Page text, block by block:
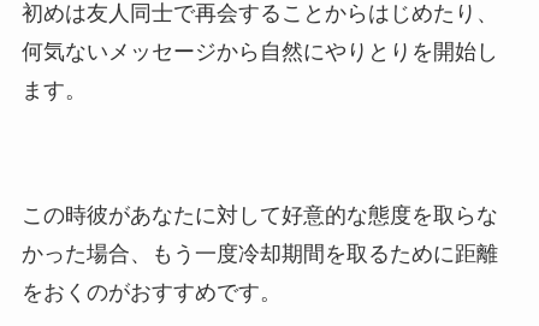
初めは友人同士で再会することからはじめたり、
何気ないメッセージから自然にやりとりを開始し
ます。
この時彼があなたに対して好意的な態度を取らな
かった場合、もう一度冷却期間を取るために距離
をおくのがおすすめです。